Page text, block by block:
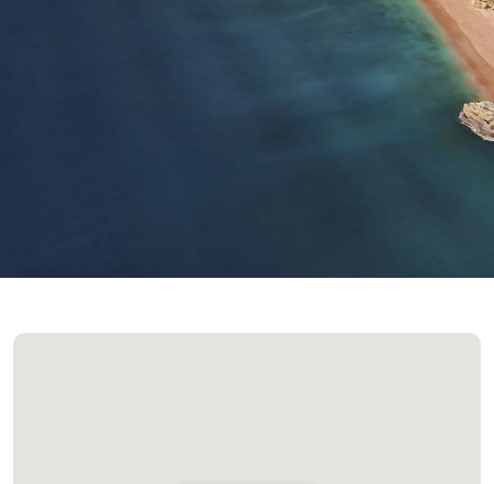
Atualizado 06:30